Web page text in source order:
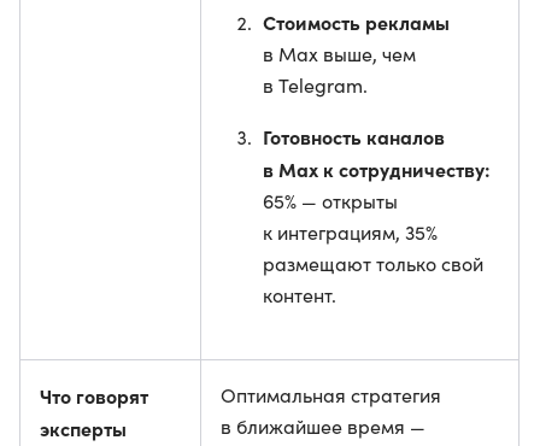
Стоимость рекламы
в Max выше, чем
в Telegram.
Готовность каналов
в Max к сотрудничеству:
65% — открыты
к интеграциям, 35%
размещают только свой
контент.
Что говорят
эксперты
Оптимальная стратегия
в ближайшее время —